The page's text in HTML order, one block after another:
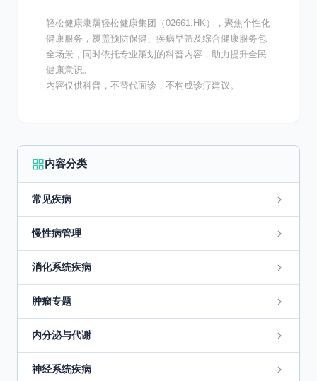
轻松健康隶属轻松健康集团（02661.HK），聚焦个性化
健康服务，覆盖预防保健、疾病早筛及综合健康服务包
全场景，同时依托专业策划的科普内容，助力提升全民
健康意识。
内容仅供科普，不替代面诊，不构成诊疗建议。
内容分类
常见疾病
慢性病管理
消化系统疾病
肿瘤专题
内分泌与代谢
神经系统疾病